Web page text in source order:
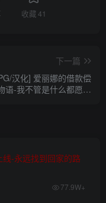
收藏41
下一篇
汉化] 爱丽娜的借款偿
语-我不管是什么都愿意
-永远找到回家的路
77.9W+